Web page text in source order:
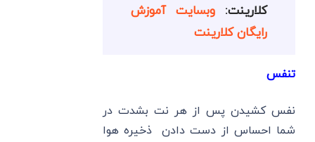
کلارینت:
وبسایت آموزش
رایگان کلارینت
تنفس
نفس كشيدن پس از هر نت بشدت در
شما احساس از دست دادن ذخيره هوا